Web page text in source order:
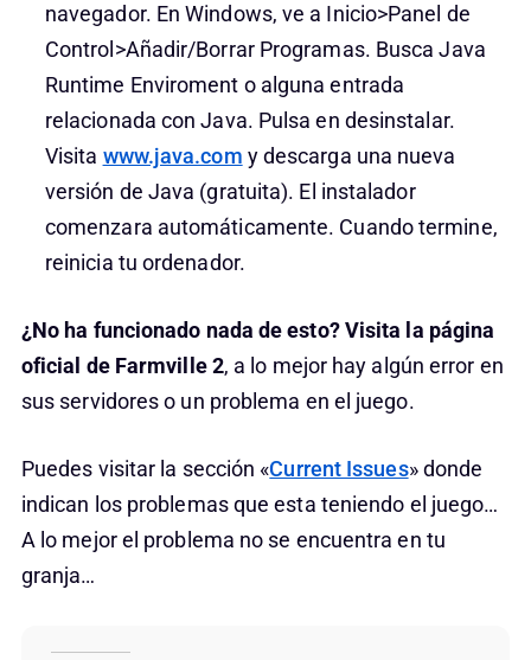
navegador. En Windows, ve a Inicio>Panel de
Control>Añadir/Borrar Programas. Busca Java
Runtime Enviroment o alguna entrada
relacionada con Java. Pulsa en desinstalar.
Visita www.java.com y descarga una nueva
versión de Java (gratuita). El instalador
comenzara automáticamente. Cuando termine,
reinicia tu ordenador.
¿No ha funcionado nada de esto? Visita la página
oficial de Farmville 2, a lo mejor hay algún error en
sus servidores o un problema en el juego.
Puedes visitar la sección «Current Issues» donde
indican los problemas que esta teniendo el juego…
A lo mejor el problema no se encuentra en tu
granja…